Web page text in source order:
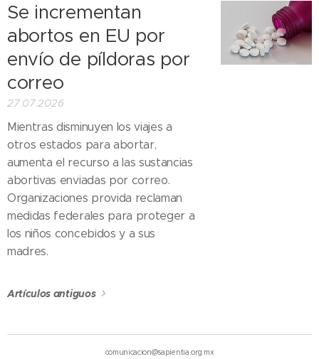
Se incrementan
abortos en EU por
envío de píldoras por
correo
27.07.2026
Mientras disminuyen los viajes a
otros estados para abortar,
aumenta el recurso a las sustancias
abortivas enviadas por correo.
Organizaciones provida reclaman
medidas federales para proteger a
los niños concebidos y a sus
madres.
Artículos antiguos
comunicacion@sapientia.org.mx